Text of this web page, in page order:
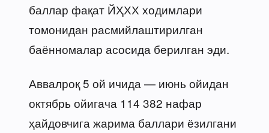
баллар фақат ЙҲХХ ходимлари
томонидан расмийлаштирилган
баённомалар асосида берилган эди.
Аввалроқ 5 ой ичида — июнь ойидан
октябрь ойигача 114 382 нафар
ҳайдовчига жарима баллари ёзилгани